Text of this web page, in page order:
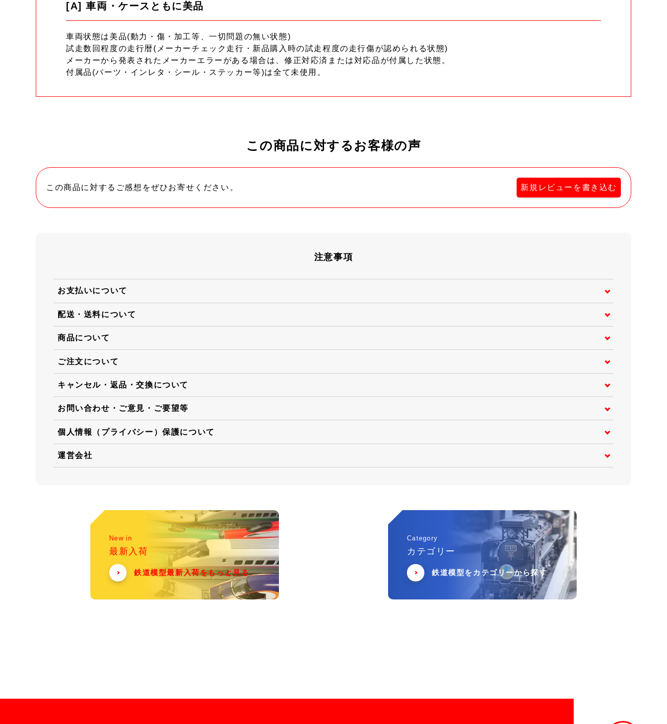
[A] 車両・ケースともに美品
車両状態は美品(動力・傷・加工等、一切問題の無い状態)
試走数回程度の走行暦(メーカーチェック走行・新品購入時の試走程度の走行傷が認められる状態)
メーカーから発表されたメーカーエラーがある場合は、修正対応済または対応品が付属した状態。
付属品(パーツ・インレタ・シール・ステッカー等)は全て未使用。
この商品に対するお客様の声
この商品に対するご感想をぜひお寄せください。 新規レビューを書き込む
注意事項
お支払いについて
配送・送料について
商品について
ご注文について
キャンセル・返品・交換について
お問い合わせ・ご意見・ご要望等
個人情報（プライバシー）保護について
運営会社
New in
最新入荷
鉄道模型最新入荷をもっと見る
Category
カテゴリー
鉄道模型をカテゴリーから探す